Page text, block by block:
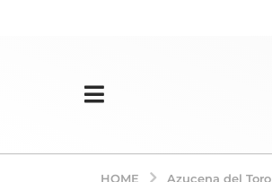
HOME Azucena del Toro